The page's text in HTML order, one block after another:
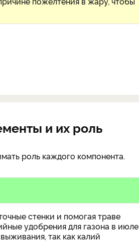
и их роль
роль каждого компонента.
стенки и помогая траве
удобрения для газона в июле
так как калий